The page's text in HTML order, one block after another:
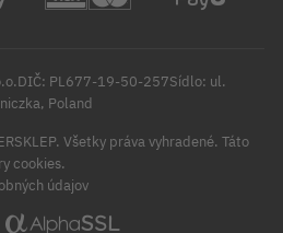
PL677-19-50-257Sídlo: ul.
Poland
Všetky práva vyhradené. Táto
cookies.
údajov